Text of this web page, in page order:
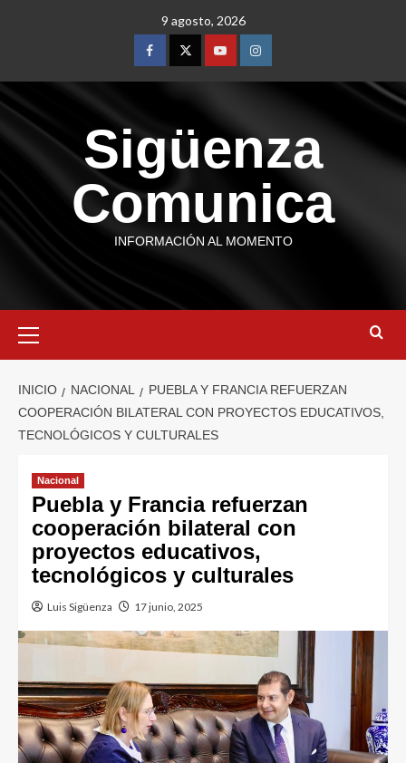
9 agosto, 2026
Sigüenza
Comunica
INFORMACIÓN AL MOMENTO
INICIO NACIONAL
PUEBLA Y FRANCIA REFUERZAN
COOPERACIÓN BILATERAL CON PROYECTOS EDUCATIVOS,
TECNOLÓGICOS Y CULTURALES
Nacional
Puebla y Francia refuerzan
cooperación bilateral con
proyectos educativos,
tecnológicos y culturales
Luis Sigüenza 17 junio, 2025